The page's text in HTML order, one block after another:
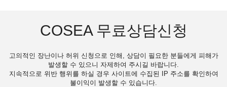
COSEA 무료상담신청
고의적인 장난이나 허위 신청으로 인해, 상담이 필요한 분들에게 피해가
발생할 수 있으니 자제하여 주시길 바랍니다.
지속적으로 위반 행위를 하실 경우 사이트에 수집된 IP 주소를 확인하여
불이익이 발생할 수 있습니다.